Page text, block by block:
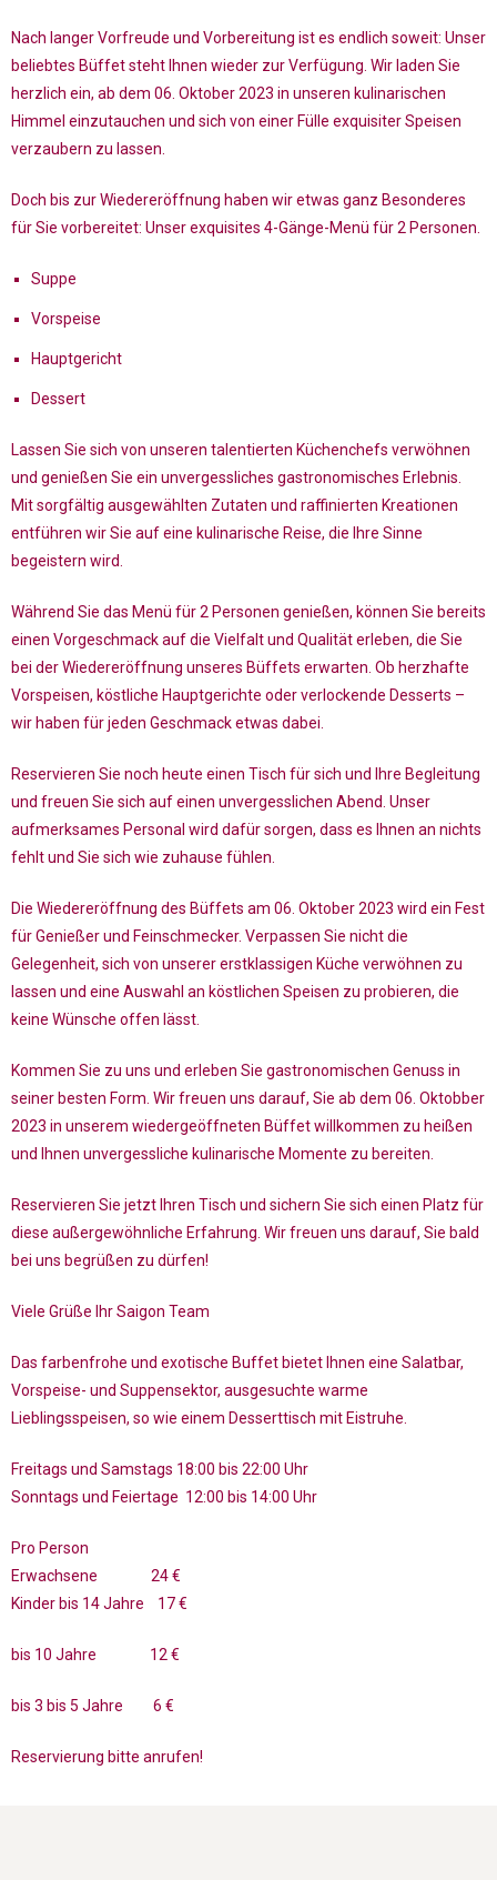
Nach langer Vorfreude und Vorbereitung ist es endlich soweit: Unser
beliebtes Büffet steht Ihnen wieder zur Verfügung. Wir laden Sie
herzlich ein, ab dem 06. Oktober 2023 in unseren kulinarischen
Himmel einzutauchen und sich von einer Fülle exquisiter Speisen
verzaubern zu lassen.
Doch bis zur Wiedereröffnung haben wir etwas ganz Besonderes
für Sie vorbereitet: Unser exquisites 4-Gänge-Menü für 2 Personen.
Suppe
Vorspeise
Hauptgericht
Dessert
Lassen Sie sich von unseren talentierten Küchenchefs verwöhnen
und genießen Sie ein unvergessliches gastronomisches Erlebnis.
Mit sorgfältig ausgewählten Zutaten und raffinierten Kreationen
entführen wir Sie auf eine kulinarische Reise, die Ihre Sinne
begeistern wird.
Während Sie das Menü für 2 Personen genießen, können Sie bereits
einen Vorgeschmack auf die Vielfalt und Qualität erleben, die Sie
bei der Wiedereröffnung unseres Büffets erwarten. Ob herzhafte
Vorspeisen, köstliche Hauptgerichte oder verlockende Desserts –
wir haben für jeden Geschmack etwas dabei.
Reservieren Sie noch heute einen Tisch für sich und Ihre Begleitung
und freuen Sie sich auf einen unvergesslichen Abend. Unser
aufmerksames Personal wird dafür sorgen, dass es Ihnen an nichts
fehlt und Sie sich wie zuhause fühlen.
Die Wiedereröffnung des Büffets am 06. Oktober 2023 wird ein Fest
für Genießer und Feinschmecker. Verpassen Sie nicht die
Gelegenheit, sich von unserer erstklassigen Küche verwöhnen zu
lassen und eine Auswahl an köstlichen Speisen zu probieren, die
keine Wünsche offen lässt.
Kommen Sie zu uns und erleben Sie gastronomischen Genuss in
seiner besten Form. Wir freuen uns darauf, Sie ab dem 06. Oktobber
2023 in unserem wiedergeöffneten Büffet willkommen zu heißen
und Ihnen unvergessliche kulinarische Momente zu bereiten.
Reservieren Sie jetzt Ihren Tisch und sichern Sie sich einen Platz für
diese außergewöhnliche Erfahrung. Wir freuen uns darauf, Sie bald
bei uns begrüßen zu dürfen!
Viele Grüße Ihr Saigon Team
Das farbenfrohe und exotische Buffet bietet Ihnen eine Salatbar,
Vorspeise- und Suppensektor, ausgesuchte warme
Lieblingsspeisen, so wie einem Desserttisch mit Eistruhe.
Freitags und Samstags 18:00 bis 22:00 Uhr
Sonntags und Feiertage 12:00 bis 14:00 Uhr
Pro Person
Erwachsene 24 €
Kinder bis 14 Jahre 17 €
bis 10 Jahre 12 €
bis 3 bis 5 Jahre 6 €
Reservierung bitte anrufen!